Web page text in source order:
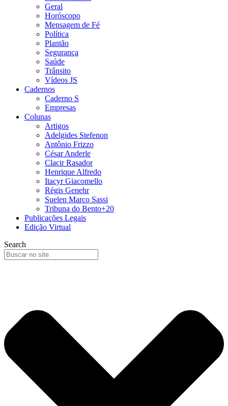
Geral
Horóscopo
Mensagem de Fé
Política
Plantão
Segurança
Saúde
Trânsito
Vídeos JS
Cadernos
Caderno S
Empresas
Colunas
Artigos
Adelgides Stefenon
Antônio Frizzo
César Anderle
Clacir Rasador
Henrique Alfredo
Itacyr Giacomello
Régis Genehr
Suelen Marco Sassi
Tribuna do Bento+20
Publicações Legais
Edição Virtual
Search